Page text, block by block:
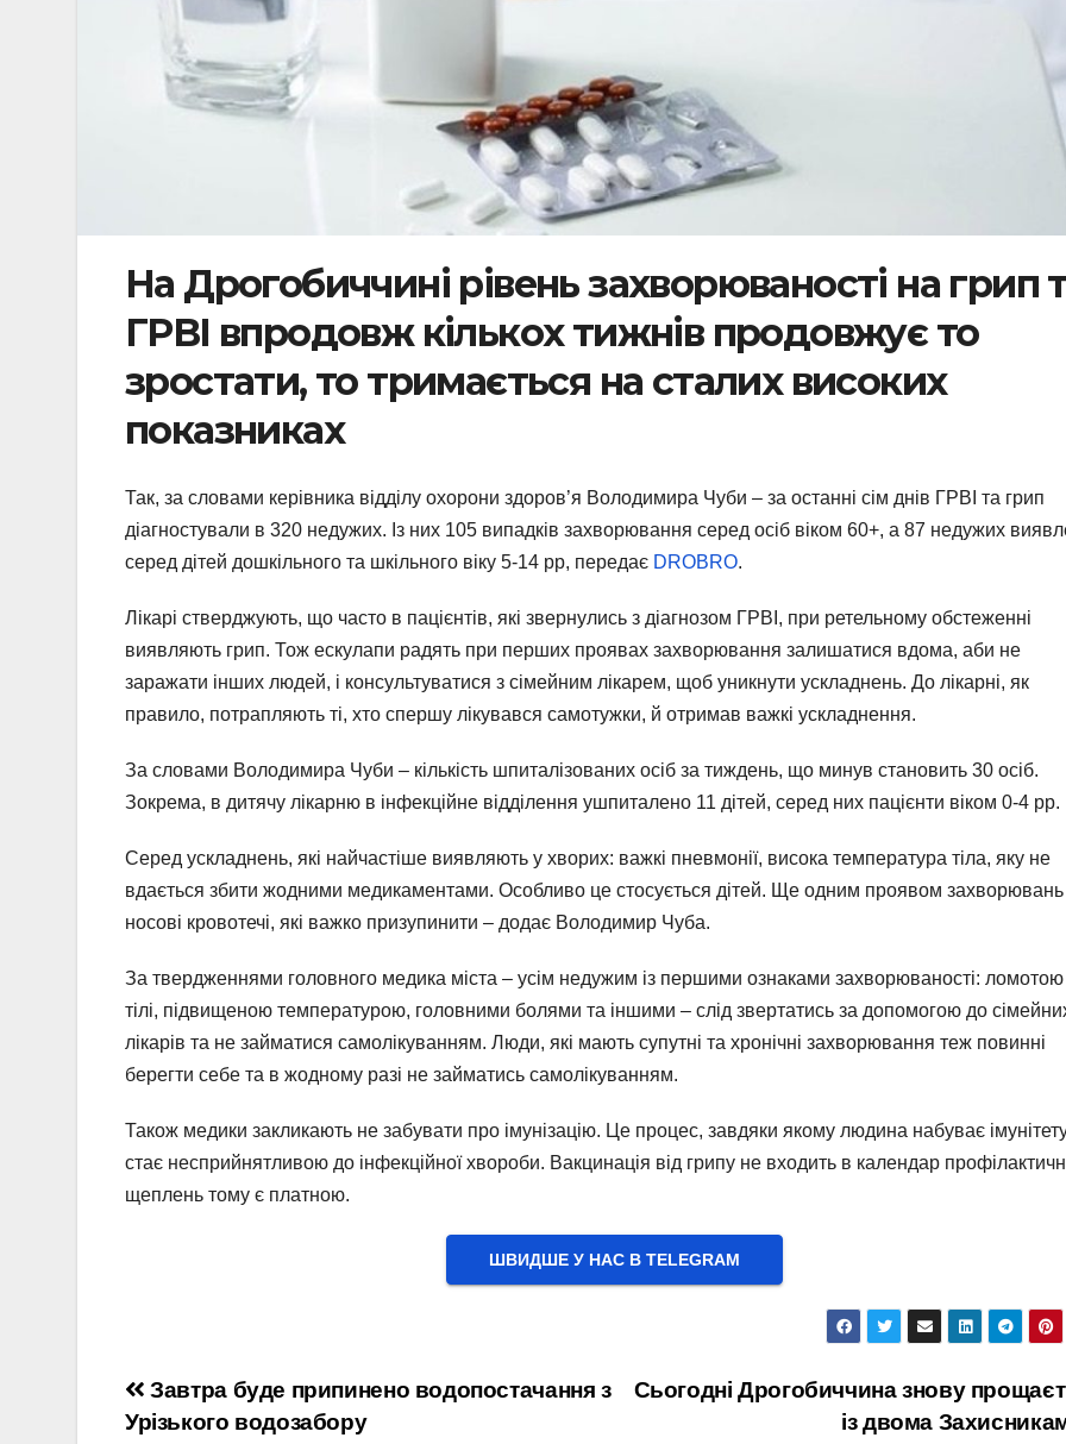
На Дрогобиччині рівень захворюваності на грип
ГРВІ впродовж кількох тижнів продовжує то
зростати, то тримається на сталих високих
показниках
Так, за словами керівника відділу охорони здоров’я Володимира Чуби – за останні сім днів ГРВІ та грип
діагностували в 320 недужих. Із них 105 випадків захворювання серед осіб віком 60+, а 87 недужих
серед дітей дошкільного та шкільного віку 5-14 рр, передає DROBRO.
Лікарі стверджують, що часто в пацієнтів, які звернулись з діагнозом ГРВІ, при ретельному обстеженні
виявляють грип. Тож ескулапи радять при перших проявах захворювання залишатися вдома, аби не
заражати інших людей, і консультуватися з сімейним лікарем, щоб уникнути ускладнень. До лікарні, як
правило, потрапляють ті, хто спершу лікувався самотужки, й отримав важкі ускладнення.
За словами Володимира Чуби – кількість шпиталізованих осіб за тиждень, що минув становить 30 осіб.
Зокрема, в дитячу лікарню в інфекційне відділення ушпиталено 11 дітей, серед них пацієнти віком 0-4 рр.
Серед ускладнень, які найчастіше виявляють у хворих: важкі пневмонії, висока температура тіла, яку не
вдається збити жодними медикаментами. Особливо це стосується дітей. Ще одним проявом захворювань
носові кровотечі, які важко призупинити – додає Володимир Чуба.
За твердженнями головного медика міста – усім недужим із першими ознаками захворюваності:
тілі, підвищеною температурою, головними болями та іншими – слід звертатись за допомогою до
лікарів та не займатися самолікуванням. Люди, які мають супутні та хронічні захворювання теж повинні
берегти себе та в жодному разі не займатись самолікуванням.
Також медики закликають не забувати про імунізацію. Це процес, завдяки якому людина набуває
стає несприйнятливою до інфекційної хвороби. Вакцинація від грипу не входить в календар
щеплень тому є платною.
ШВИДШЕ У НАС В ТELEGRAM
Навігація
Сьогодні Дрогобиччина знову
із двома
Завтра буде припинено водопостачання з
Урізького водозабору